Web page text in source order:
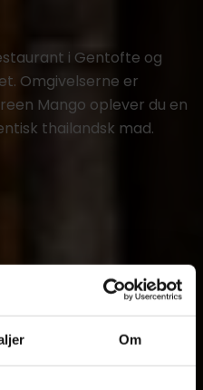
Om
i Gentofte og
Omgivelserne er
Mango oplever du en
thailandsk mad.